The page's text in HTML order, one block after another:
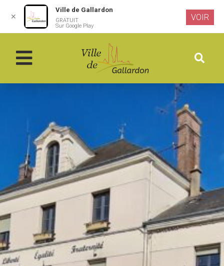
contenu
✕
Ville de Gallardon
GRATUIT
Sur Google Play
VOIR